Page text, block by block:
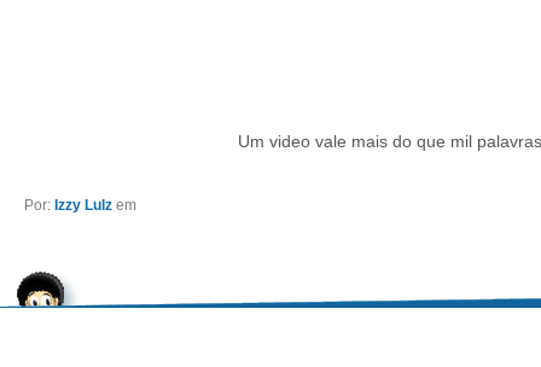
Um video vale mais do que mil
Por: Izzy Lulz em